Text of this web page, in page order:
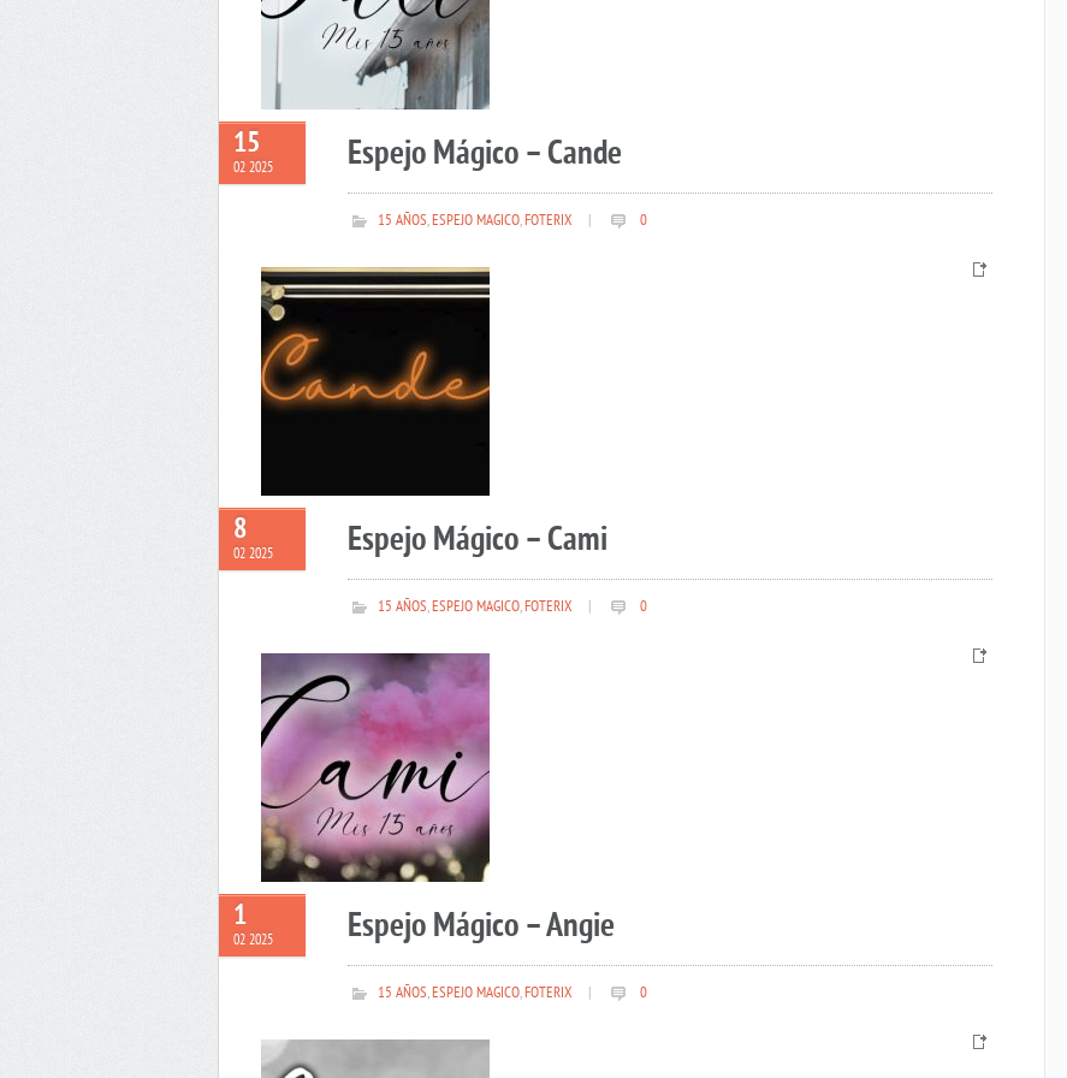
15
02 2025 Espejo Mágico – Cande
15 AÑOS,ESPEJO MAGICO,FOTERIX 0
8
02 2025 Espejo Mágico – Cami
15 AÑOS,ESPEJO MAGICO,FOTERIX 0
1
02 2025 Espejo Mágico – Angie
15 AÑOS,ESPEJO MAGICO,FOTERIX 0